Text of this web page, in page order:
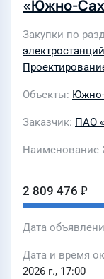
«Южно-
проекта
мощностью
ЭГЭС-
Закупки по
электростанций
Объекты Южно-
Заказчик ПАО
Наименование
2 809 476 ₽
Дата
Дата и время
2026 г., 17:00